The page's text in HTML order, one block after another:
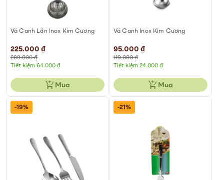
Vá Canh Lớn Inox Kim Cương
Special
Price
225.000 ₫
289.000 ₫
Tiết kiệm 64.000 ₫
Mua
Vá Canh Inox Kim Cương
Special
Price
95.000 ₫
119.000 ₫
Tiết kiệm 24.000 ₫
Mua
-19% -21%